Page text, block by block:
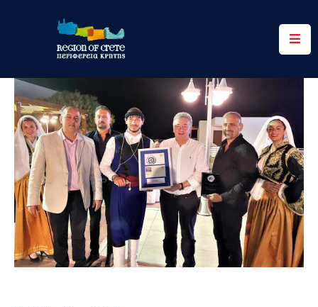
Περιφέρεια
Ενημέρωση
Έργα
&
Δράσεις
Ψηφιακές
Υπηρεσίες
Επικοινωνία